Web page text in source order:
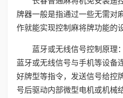
牌器一般是指通过一些无需对
作就能实现控制麻将牌功能的
蓝牙或无线信号控制原理
蓝牙或无线信号与手机等设备
好牌型等指令，发送信号给控
号后驱动内部微型电机或机械